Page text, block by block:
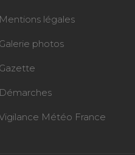
Mentions légales
Galerie photos
Gazette
Démarches
Météo France